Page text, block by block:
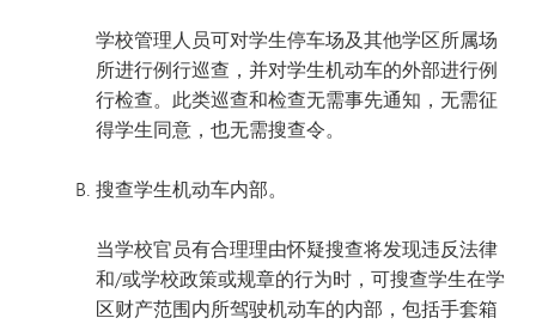
学校管理人员可对学生停车场及其他学区所属场
所进行例行巡查，并对学生机动车的外部进行例
行检查。此类巡查和检查无需事先通知，无需征
得学生同意，也无需搜查令。
搜查学生机动车内部。
当学校官员有合理理由怀疑搜查将发现违反法律
和/或学校政策或规章的行为时，可搜查学生在学
区财产范围内所驾驶机动车的内部，包括手套箱